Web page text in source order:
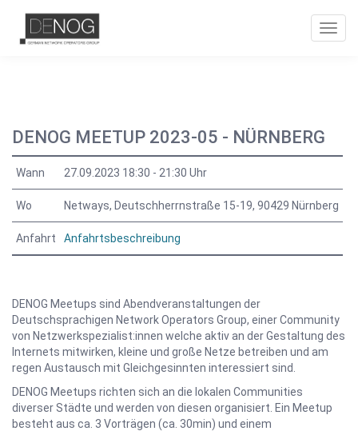
DENOG MEETUP 2023-05 - NÜRNBERG
Wann 27.09.2023 18:30 - 21:30 Uhr
Wo Netways, Deutschherrnstraße 15-19, 90429 Nürnberg
Anfahrt Anfahrtsbeschreibung
DENOG Meetups sind Abendveranstaltungen der
Deutschsprachigen Network Operators Group, einer Community
von Netzwerkspezialist:innen welche aktiv an der Gestaltung des
Internets mitwirken, kleine und große Netze betreiben und am
regen Austausch mit Gleichgesinnten interessiert sind.
DENOG Meetups richten sich an die lokalen Communities
diverser Städte und werden von diesen organisiert. Ein Meetup
besteht aus ca. 3 Vorträgen (ca. 30min) und einem